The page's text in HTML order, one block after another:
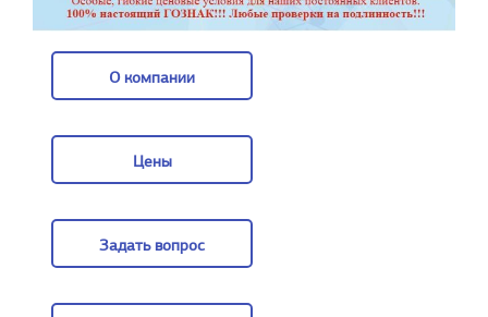
О компании
Цены
Задать вопрос